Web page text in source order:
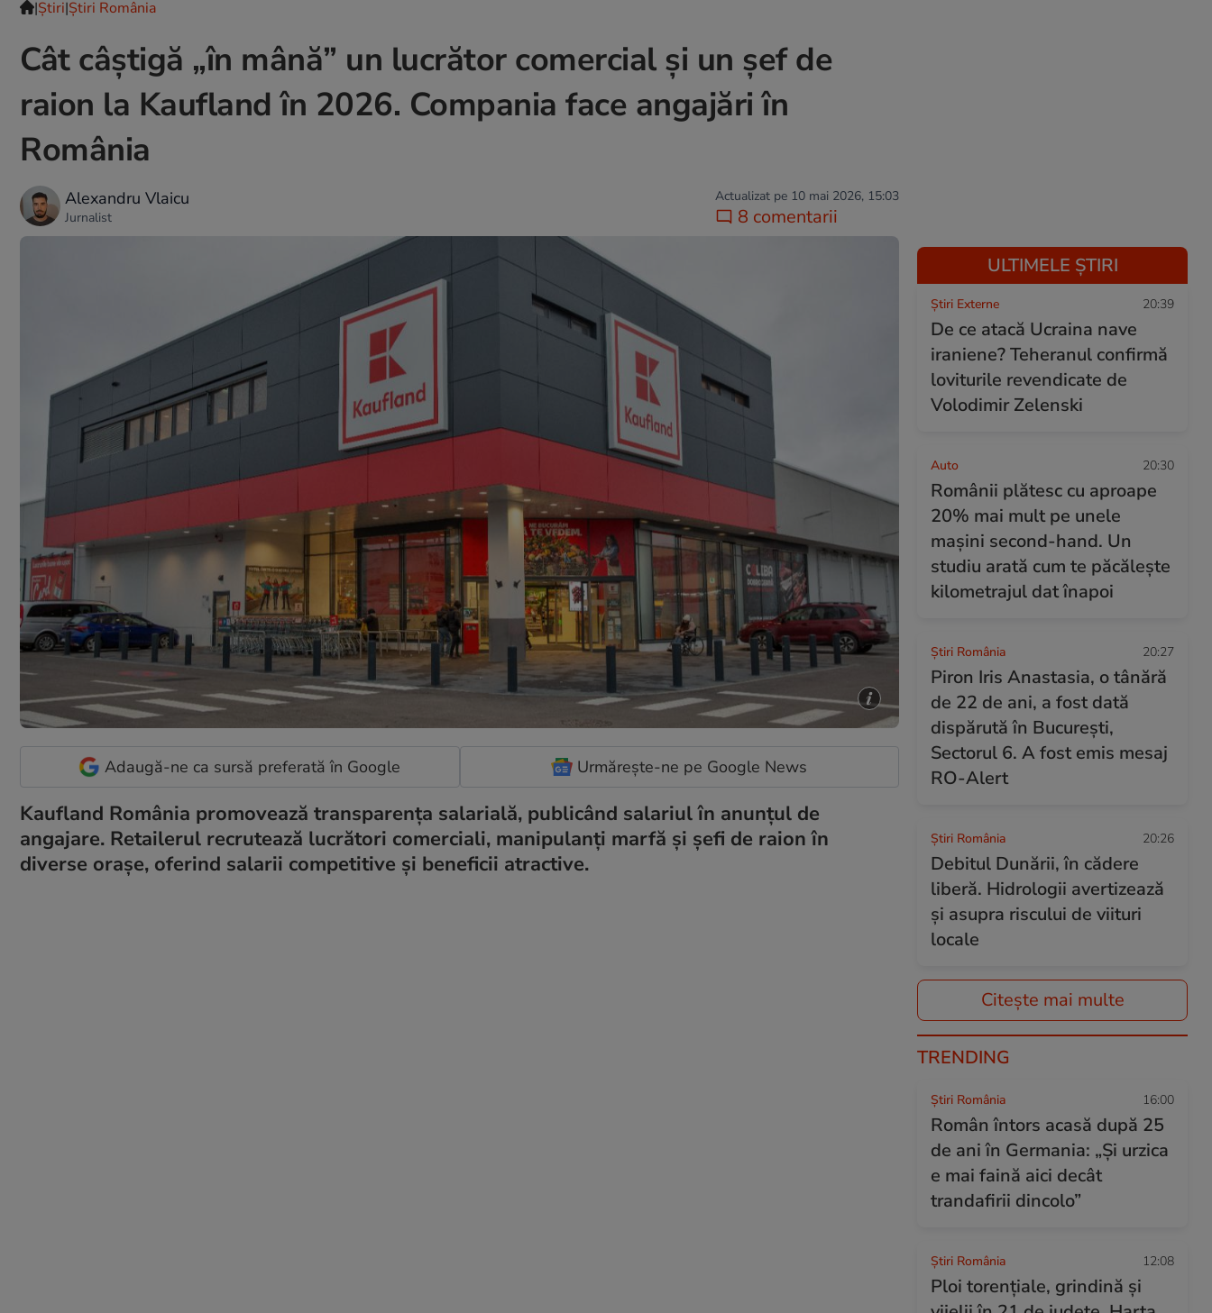
|Ştiri|Știri România
Cât câștigă „în mână” un lucrător comercial și un șef de
raion la Kaufland în 2026. Compania face angajări în
România
Alexandru Vlaicu
Jurnalist
Actualizat pe 10 mai 2026, 15:03
8 comentarii
Adaugă-ne ca sursă preferată în Google Urmărește-ne pe Google News
Kaufland România promovează transparența salarială, publicând salariul în anunțul de
angajare. Retailerul recrutează lucrători comerciali, manipulanți marfă și șefi de raion în
diverse orașe, oferind salarii competitive și beneficii atractive.
ULTIMELE ȘTIRI
Știri Externe 20:39
De ce atacă Ucraina nave
iraniene? Teheranul confirmă
loviturile revendicate de
Volodimir Zelenski
Auto 20:30
Românii plătesc cu aproape
20% mai mult pe unele
mașini second-hand. Un
studiu arată cum te păcălește
kilometrajul dat înapoi
Știri România 20:27
Piron Iris Anastasia, o tânără
de 22 de ani, a fost dată
dispărută în București,
Sectorul 6. A fost emis mesaj
RO-Alert
Știri România 20:26
Debitul Dunării, în cădere
liberă. Hidrologii avertizează
și asupra riscului de viituri
locale
Citește mai multe
TRENDING
Știri România 16:00
Român întors acasă după 25
de ani în Germania: „Și urzica
e mai faină aici decât
trandafirii dincolo”
Știri România 12:08
Ploi torențiale, grindină și